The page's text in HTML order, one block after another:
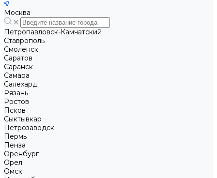
Москва
Петропавловск-Камчатский
Ставрополь
Смоленск
Саратов
Саранск
Самара
Салехард
Рязань
Ростов
Псков
Сыктывкар
Петрозаводск
Пермь
Пенза
Оренбург
Орел
Омск